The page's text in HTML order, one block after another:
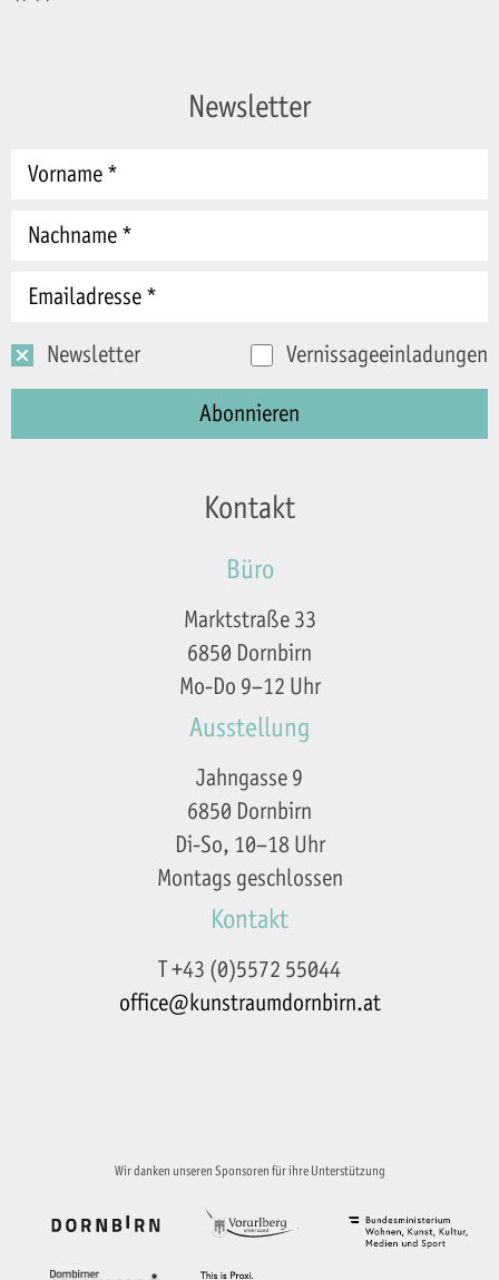
Newsletter
Newsletter Vernissageeinladungen
Kontakt
Büro
Marktstraße 33
6850 Dornbirn
Mo-Do 9–12 Uhr
Ausstellung
Jahngasse 9
6850 Dornbirn
Di-So, 10–18 Uhr
Montags geschlossen
Kontakt
T +43 (0)5572 55044
office@kunstraumdornbirn.at
Wir danken unseren Sponsoren für ihre Unterstützung